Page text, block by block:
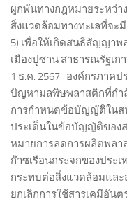
ผูกพันทางกฎหมายระหว่
สิ่งแวดล้อมทางทะเลที่จะ
5) เพื่อให้เกิดสนธิสัญญาพล
เมืองปูซาน สาธารณรัฐเก
1 ธ.ค. 2567 องค์กรภาค
ปัญหามลพิษพลาสติกที่กำ
การกําหนดข้อบัญญัติในส
ประเด็นในข้อบัญญัติของ
หมายการลดการผลิตพลา
ก๊าซเรือนกระจกของประ
กระทบต่อสิ่งแวดล้อมแล
ยกเลิกการใช้สารเคมีอัน